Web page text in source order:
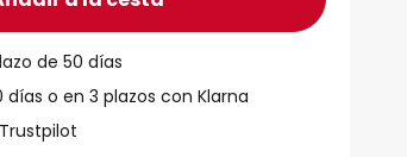
de 50 días
o en 3 plazos con Klarna